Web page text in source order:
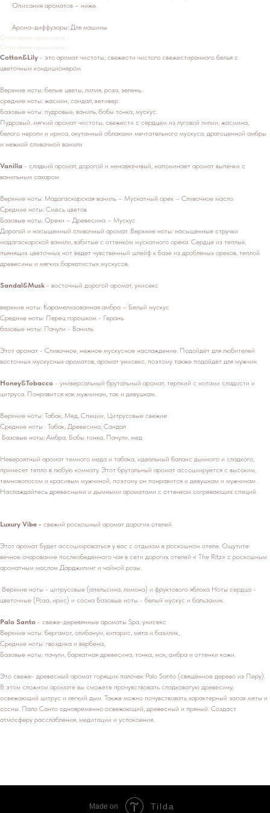
Описания ароматов – ниже.
Арома-диффузоры: Для машины
Cotton&Lily - это аромат чистоты, свежести чистого свежестиранного белья с
цветочным кондиционером
Верхние ноты: белые цветы, лилия, роза, зелень.
средние ноты: жасмин, сандал, ветивер.
Базовые ноты: пудровые, ваниль, бобы тонка, мускус.
Пудровый, мягкий аромат чистоты, свежести с сердцем из луговой лилии, жасмина,
белого нероли и ириса, окутанный облаками мечтательного мускуса, драгоценной амбры
и нежной сливочной ванили
Vanilla - сладкий аромат, дорогой и ненавязчивый, напоминает аромат выпечки с
ванильным сахаром
Верхние ноты: Мадагаскарская ваниль – Мускатный орех – Сливочное масло
Средние ноты: Смесь цветов
Базовые ноты: Орехи – Древесина – Мускус
Дорогой и насыщенный сливочный аромат. Верхние ноты: насыщенные стручки
мадагаскарской ванили, взбитые с оттенком мускатного ореха. Сердце из теплых,
пьянящих цветочных нот ведет чувственный шлейф к базе из дробленых орехов, теплой
древесины и мягких бархатистых мускусов.
Sandal&Musk - восточный дорогой аромат, унисекс
верхние ноты: Карамелизованная амбра – Белый мускус
Средние ноты: Перец горошком - Герань
базовые ноты: Пачули - Ваниль
Этот аромат - Сливочное, нежное мускусное наслаждение. Подойдёт для любителей
восточных мускусных ароматов, аромат унисекс, поэтому также подойдёт для мужчин.
Honey&Tobacco - универсальный брутальный аромат, терпкий с нотами сладости и
цитруса. Понравится как мужчинам, так и девушкам.
Верхние ноты: Табак, Мед, Специи, Цитрусовые свежие
Средние ноты : Табак, Древесина, Сандал
Базовые ноты: Амбра, Бобы тонка, Пачули, мед
Невероятный аромат темного меда и табака, идеальный баланс дымного и сладкого,
принесет тепло в любую комнату. Этот брутальный аромат ассоциируется с высоким,
темноволосом и красивым мужчиной, поэтому он понравится и девушкам и мужчинам .
Наслаждайтесь древесными и дымными ароматами с оттенком согревающих специй.
Luxury Vibe - свежий роскошный аромат дорогих отелей
Этот аромат будет ассоциироваться у вас с отдыхом в роскошном отеле. Ощутите
вечное очарование послеобеденного чая в сети дорогих отелей « The Ritz» с роскошным
ароматным маслом Дарджилинг и чайной розы.
Верхние ноты - цитрусовые (апельсина, лимона) и фруктового яблока Ноты сердца -
цветочные (Роза, ирис) и сосна Базовые ноты - белый мускус и бальзамик.
Palo Santo - свеже-деревянные ароматы Spa, унисекс
Верхние ноты: бергамот, олибанум, кипарис, мята и базилик,
Средние ноты: гвоздика и вербена,
Базовые ноты: пачули, бархатная древесина, тонка, мох, амбра и оттенки кожи.
Это свеже- древесный аромат горящих палочек Palo Santo (свящённое дерево из Перу).
В этом сложном аромате вы сможете прочувствовать сладковатую древесину,
освежающий цитрус и легкий дым. Также можно почувствовать характерный запах мяты и
сосны. Пало Санто одновременно освежающий, древесный и пряный. Создаст
атмосферу расслабления, медитации и успокоения..
Made on Tilda